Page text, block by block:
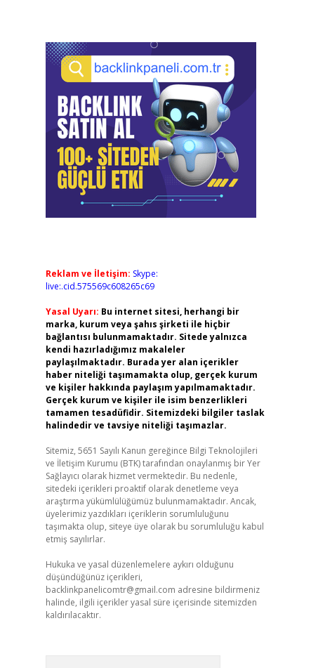
Reklam ve İletişim: Skype:
live:.cid.575569c608265c69
Yasal Uyarı: Bu internet sitesi, herhangi bir
marka, kurum veya şahıs şirketi ile hiçbir
bağlantısı bulunmamaktadır. Sitede yalnızca
kendi hazırladığımız makaleler
paylaşılmaktadır. Burada yer alan içerikler
haber niteliği taşımamakta olup, gerçek kurum
ve kişiler hakkında paylaşım yapılmamaktadır.
Gerçek kurum ve kişiler ile isim benzerlikleri
tamamen tesadüfidir. Sitemizdeki bilgiler taslak
halindedir ve tavsiye niteliği taşımazlar.
Sitemiz, 5651 Sayılı Kanun gereğince Bilgi Teknolojileri
ve İletişim Kurumu (BTK) tarafından onaylanmış bir Yer
Sağlayıcı olarak hizmet vermektedir. Bu nedenle,
sitedeki içerikleri proaktif olarak denetleme veya
araştırma yükümlülüğümüz bulunmamaktadır. Ancak,
üyelerimiz yazdıkları içeriklerin sorumluluğunu
taşımakta olup, siteye üye olarak bu sorumluluğu kabul
etmiş sayılırlar.
Hukuka ve yasal düzenlemelere aykırı olduğunu
düşündüğünüz içerikleri,
backlinkpanelicomtr@gmail.com adresine bildirmeniz
halinde, ilgili içerikler yasal süre içerisinde sitemizden
kaldırılacaktır.